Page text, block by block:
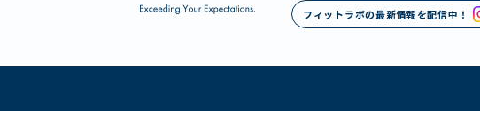
フィットラボの最新情報を配信中！